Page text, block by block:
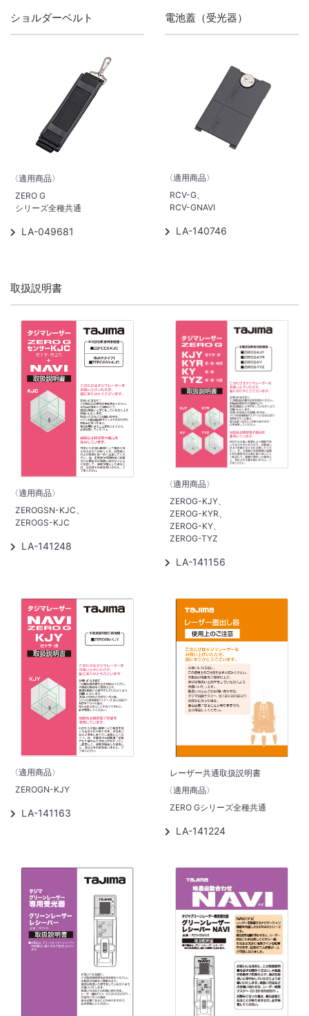
ショルダーベルト
〈適用商品〉
ZERO G
シリーズ全種共通
LA-049681
電池蓋（受光器）
〈適用商品〉
RCV-G、
RCV-GNAVI
LA-140746
取扱説明書
〈適用商品〉
ZEROGSN-KJC、
ZEROGS-KJC
LA-141248
〈適用商品〉
ZEROG-KJY、
ZEROG-KYR、
ZEROG-KY、
ZEROG-TYZ
LA-141156
〈適用商品〉
ZEROGN-KJY
LA-141163
レーザー共通取扱説明書
〈適用商品〉
ZERO Gシリーズ全種共通
LA-141224